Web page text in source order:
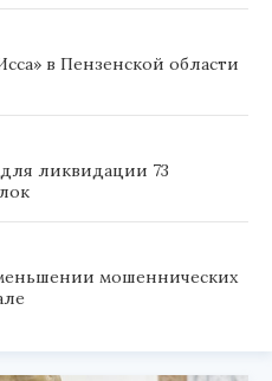
в Пензенской области
ликвидации 73
мошеннических